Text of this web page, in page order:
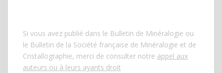
Si vous avez publié dans le Bulletin de Minéralogie ou
le Bulletin de la Société française de Minéralogie et de
Cristallographie, merci de consulter notre appel aux
auteurs ou à leurs ayants droit